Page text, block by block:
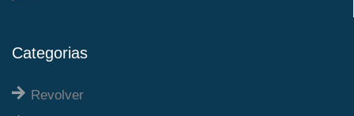
Categorias
Revolver